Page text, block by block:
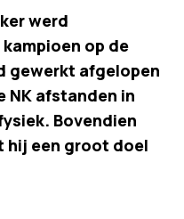
werd
op de
gewerkt afgelopen
NK afstanden in
Bovendien
hij een groot doel